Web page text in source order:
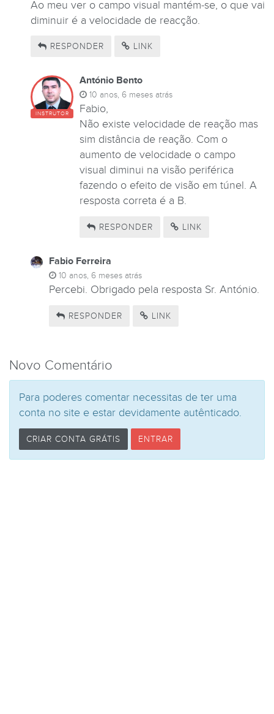
Ao meu ver o campo visual mantém-se, o que vai
diminuir é a velocidade de reacção.
RESPONDER LINK
INSTRUTOR
António Bento
10 anos, 6 meses atrás
Fabio,
Não existe velocidade de reação mas
sim distância de reação. Com o
aumento de velocidade o campo
visual diminui na visão periférica
fazendo o efeito de visão em túnel. A
resposta correta é a B.
RESPONDER LINK
Fabio Ferreira
10 anos, 6 meses atrás
Percebi. Obrigado pela resposta Sr. António.
RESPONDER LINK
Novo Comentário
Para poderes comentar necessitas de ter uma
conta no site e estar devidamente autênticado.
CRIAR CONTA GRÁTIS ENTRAR